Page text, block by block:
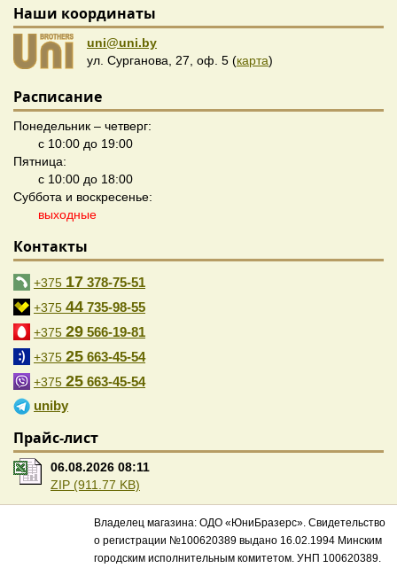
Наши координаты
uni@uni.by
ул. Сурганова, 27, оф. 5 (карта)
Расписание
Понедельник – четверг:
с 10:00 до 19:00
Пятница:
с 10:00 до 18:00
Суббота и воскресенье:
выходные
Контакты
+375 17 378-75-51
+375 44 735-98-55
+375 29 566-19-81
+375 25 663-45-54
+375 25 663-45-54
uniby
Прайс-лист
06.08.2026 08:11
ZIP (911.77 KB)
Владелец магазина: ОДО «ЮниБразерс». Свидетельство
о регистрации №100620389 выдано 16.02.1994 Минским
городским исполнительным комитетом. УНП 100620389.